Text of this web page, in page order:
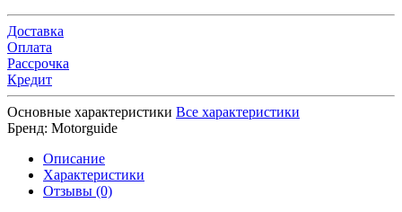
Доставка
Оплата
Рассрочка
Кредит
Основные характеристики Все характеристики
Бренд: Motorguide
Описание
Характеристики
Отзывы (0)